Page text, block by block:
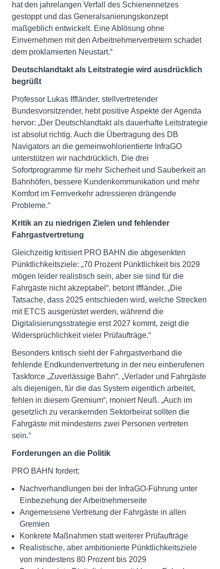
hat den jahrelangen Verfall des Schienennetzes
gestoppt und das Generalsanierungskonzept
maßgeblich entwickelt. Eine Ablösung ohne
Einvernehmen mit den Arbeitnehmervertretern schadet
dem proklamierten Neustart.“
Deutschlandtakt als Leitstrategie wird ausdrücklich
begrüßt
Professor Lukas Iffländer, stellvertretender
Bundesvorsitzender, hebt positive Aspekte der Agenda
hervor: „Der Deutschlandtakt als dauerhafte Leitstrategie
ist absolut richtig. Auch die Übertragung des DB
Navigators an die gemeinwohlorientierte InfraGO
unterstützen wir nachdrücklich. Die drei
Sofortprogramme für mehr Sicherheit und Sauberkeit an
Bahnhöfen, bessere Kundenkommunikation und mehr
Komfort im Fernverkehr adressieren drängende
Probleme.“
Kritik an zu niedrigen Zielen und fehlender
Fahrgastvertretung
Gleichzeitig kritisiert PRO BAHN die abgesenkten
Pünktlichkeitsziele: „70 Prozent Pünktlichkeit bis 2029
mögen leider realistisch sein, aber sie sind für die
Fahrgäste nicht akzeptabel“, betont Iffländer. „Die
Tatsache, dass 2025 entschieden wird, welche Strecken
mit ETCS ausgerüstet werden, während die
Digitalisierungsstrategie erst 2027 kommt, zeigt die
Widersprüchlichkeit vieler Prüfaufträge.“
Besonders kritisch sieht der Fahrgastverband die
fehlende Endkundenvertretung in der neu einberufenen
Taskforce „Zuverlässige Bahn“. „Verlader und Fahrgäste
als diejenigen, für die das System eigentlich arbeitet,
fehlen in diesem Gremium“, moniert Neuß. „Auch im
gesetzlich zu verankernden Sektorbeirat sollten die
Fahrgäste mit mindestens zwei Personen vertreten
sein.“
Forderungen an die Politik
PRO BAHN fordert:
Nachverhandlungen bei der InfraGO-Führung unter
Einbeziehung der Arbeitnehmerseite
Angemessene Vertretung der Fahrgäste in allen
Gremien
Konkrete Maßnahmen statt weiterer Prüfaufträge
Realistische, aber ambitionierte Pünktlichkeitsziele
von mindestens 80 Prozent bis 2029